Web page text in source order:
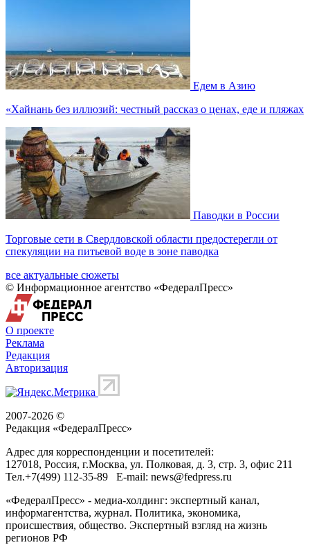
Едем в Азию
«Хайнань без иллюзий: честный рассказ о ценах, еде и пляжах
Паводки в России
Торговые сети в Свердловской области предостерегли от
спекуляции на питьевой воде в зоне паводка
все актуальные сюжеты
© Информационное агентство «ФедералПресс»
О проекте
Реклама
Редакция
Авторизация
2007-2026 ©
Редакция «ФедералПресс»
Адрес для корреспонденции и посетителей:
127018, Россия, г.Москва, ул. Полковая, д. 3, стр. 3, офис 211
Тел.+7(499) 112-35-89 E-mail: news@fedpress.ru
«ФедералПресс» - медиа-холдинг: экспертный канал,
информагентства, журнал. Политика, экономика,
происшествия, общество. Экспертный взгляд на жизнь
регионов РФ